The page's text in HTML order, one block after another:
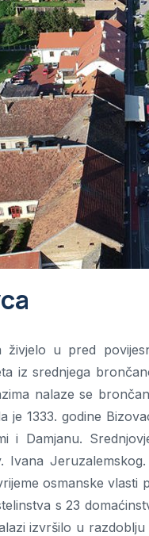
u pred
iz srednjega
nalaze se
je 1333. godine
i Damjanu.
Ivana
osmanske vlasti
s 23
izvršilo u